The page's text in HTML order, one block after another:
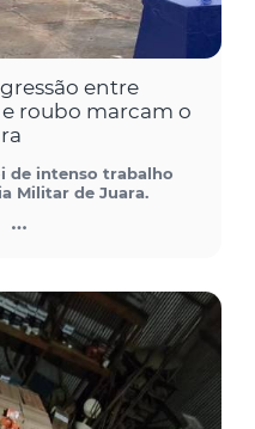
entre
roubo marcam o
de intenso trabalho
Militar de Juara.